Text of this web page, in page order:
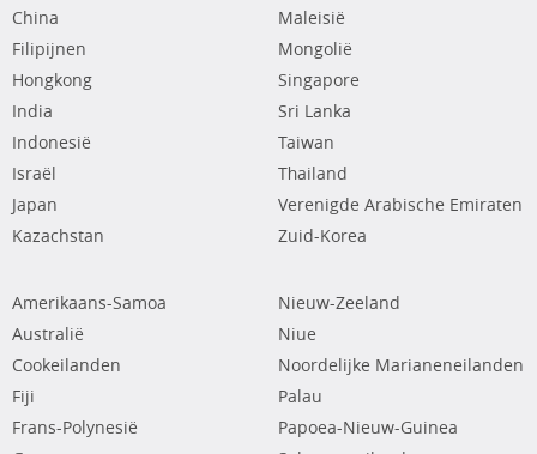
China
Filipijnen
Hongkong
India
Indonesië
Israël
Japan
Kazachstan
Maleisië
Mongolië
Singapore
Sri Lanka
Taiwan
Thailand
Verenigde Arabische Emiraten
Zuid-Korea
Amerikaans-Samoa
Australië
Cookeilanden
Fiji
Frans-Polynesië
Nieuw-Zeeland
Niue
Noordelijke Marianeneilanden
Palau
Papoea-Nieuw-Guinea